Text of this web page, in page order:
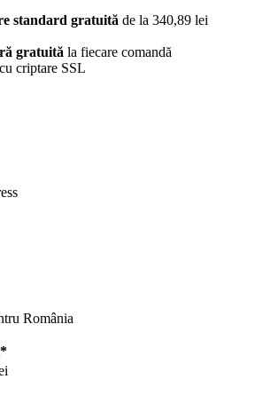
standard gratuită de la 340,89 lei
gratuită la fiecare comandă
cu criptare SSL
România